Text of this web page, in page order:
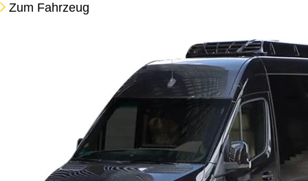
Zum Fahrzeug